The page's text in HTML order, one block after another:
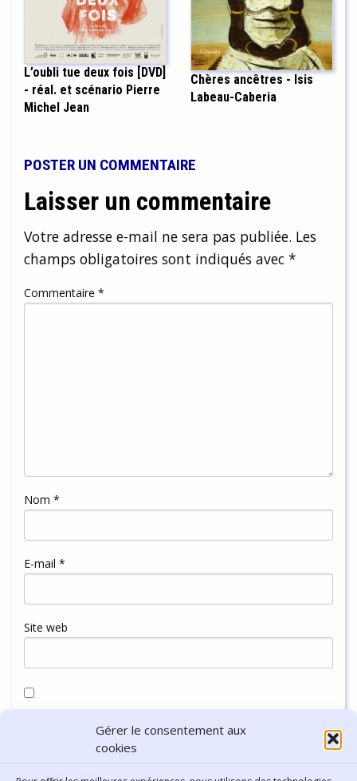
Gérer le consentement aux
cookies
L’oubli tue deux fois [DVD]
- réal. et scénario Pierre
Michel Jean
Chères ancêtres - Isis
Labeau-Caberia
POSTER UN COMMENTAIRE
Laisser un commentaire
Votre adresse e-mail ne sera pas publiée. Les
champs obligatoires sont indiqués avec *
Commentaire *
Nom *
E-mail *
Site web
navigateur pour mon prochain commentaire.